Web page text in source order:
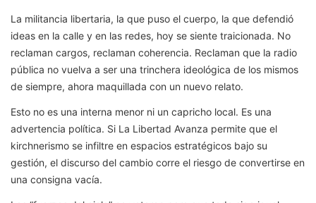
La militancia libertaria, la que puso el cuerpo, la que defendió
ideas en la calle y en las redes, hoy se siente traicionada. No
reclaman cargos, reclaman coherencia. Reclaman que la radio
pública no vuelva a ser una trinchera ideológica de los mismos
de siempre, ahora maquillada con un nuevo relato.
Esto no es una interna menor ni un capricho local. Es una
advertencia política. Si La Libertad Avanza permite que el
kirchnerismo se infiltre en espacios estratégicos bajo su
gestión, el discurso del cambio corre el riesgo de convertirse en
una consigna vacía.